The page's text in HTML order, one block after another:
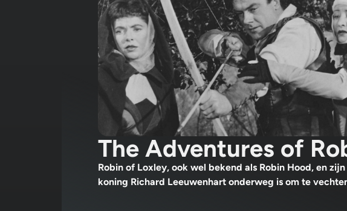
The Adventures of
Robin of Loxley, ook wel bekend als Robin Hood, en
koning Richard Leeuwenhart onderweg is om te